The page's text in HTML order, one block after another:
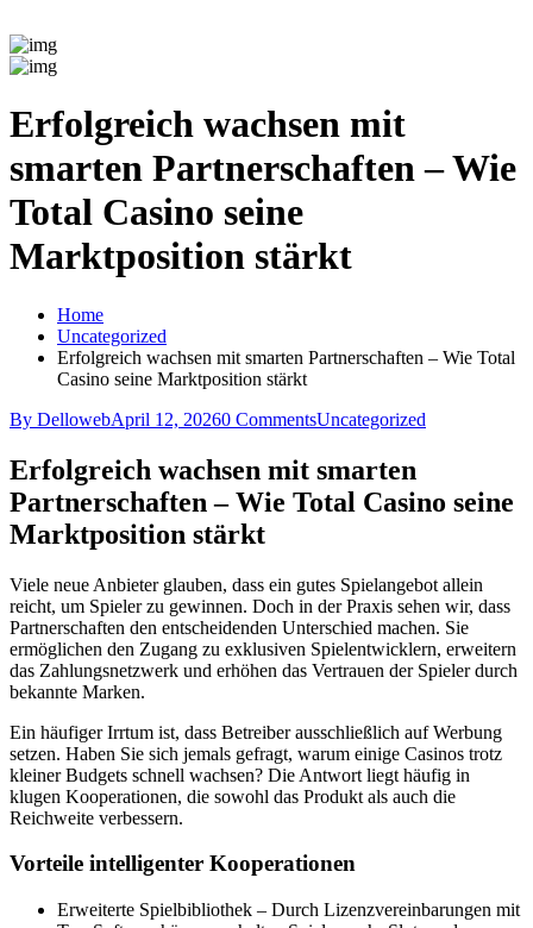
Erfolgreich wachsen mit
smarten Partnerschaften – Wie
Total Casino seine
Marktposition stärkt
Home
Uncategorized
Erfolgreich wachsen mit smarten Partnerschaften – Wie Total
Casino seine Marktposition stärkt
By DellowebApril 12, 20260 CommentsUncategorized
Erfolgreich wachsen mit smarten
Partnerschaften – Wie Total Casino seine
Marktposition stärkt
Viele neue Anbieter glauben, dass ein gutes Spielangebot allein
reicht, um Spieler zu gewinnen. Doch in der Praxis sehen wir, dass
Partnerschaften den entscheidenden Unterschied machen. Sie
ermöglichen den Zugang zu exklusiven Spielentwicklern, erweitern
das Zahlungsnetzwerk und erhöhen das Vertrauen der Spieler durch
bekannte Marken.
Ein häufiger Irrtum ist, dass Betreiber ausschließlich auf Werbung
setzen. Haben Sie sich jemals gefragt, warum einige Casinos trotz
kleiner Budgets schnell wachsen? Die Antwort liegt häufig in
klugen Kooperationen, die sowohl das Produkt als auch die
Reichweite verbessern.
Vorteile intelligenter Kooperationen
Erweiterte Spielbibliothek – Durch Lizenzvereinbarungen mit